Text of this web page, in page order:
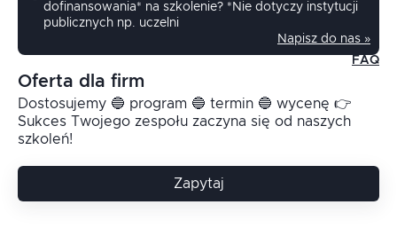
dofinansowania* na szkolenie? *Nie dotyczy instytucji
publicznych np. uczelni
Napisz do nas »
FAQ
Oferta dla firm
Dostosujemy 🔵 program 🔵 termin 🔵 wycenę 👉
Sukces Twojego zespołu zaczyna się od naszych
szkoleń!
Zapytaj